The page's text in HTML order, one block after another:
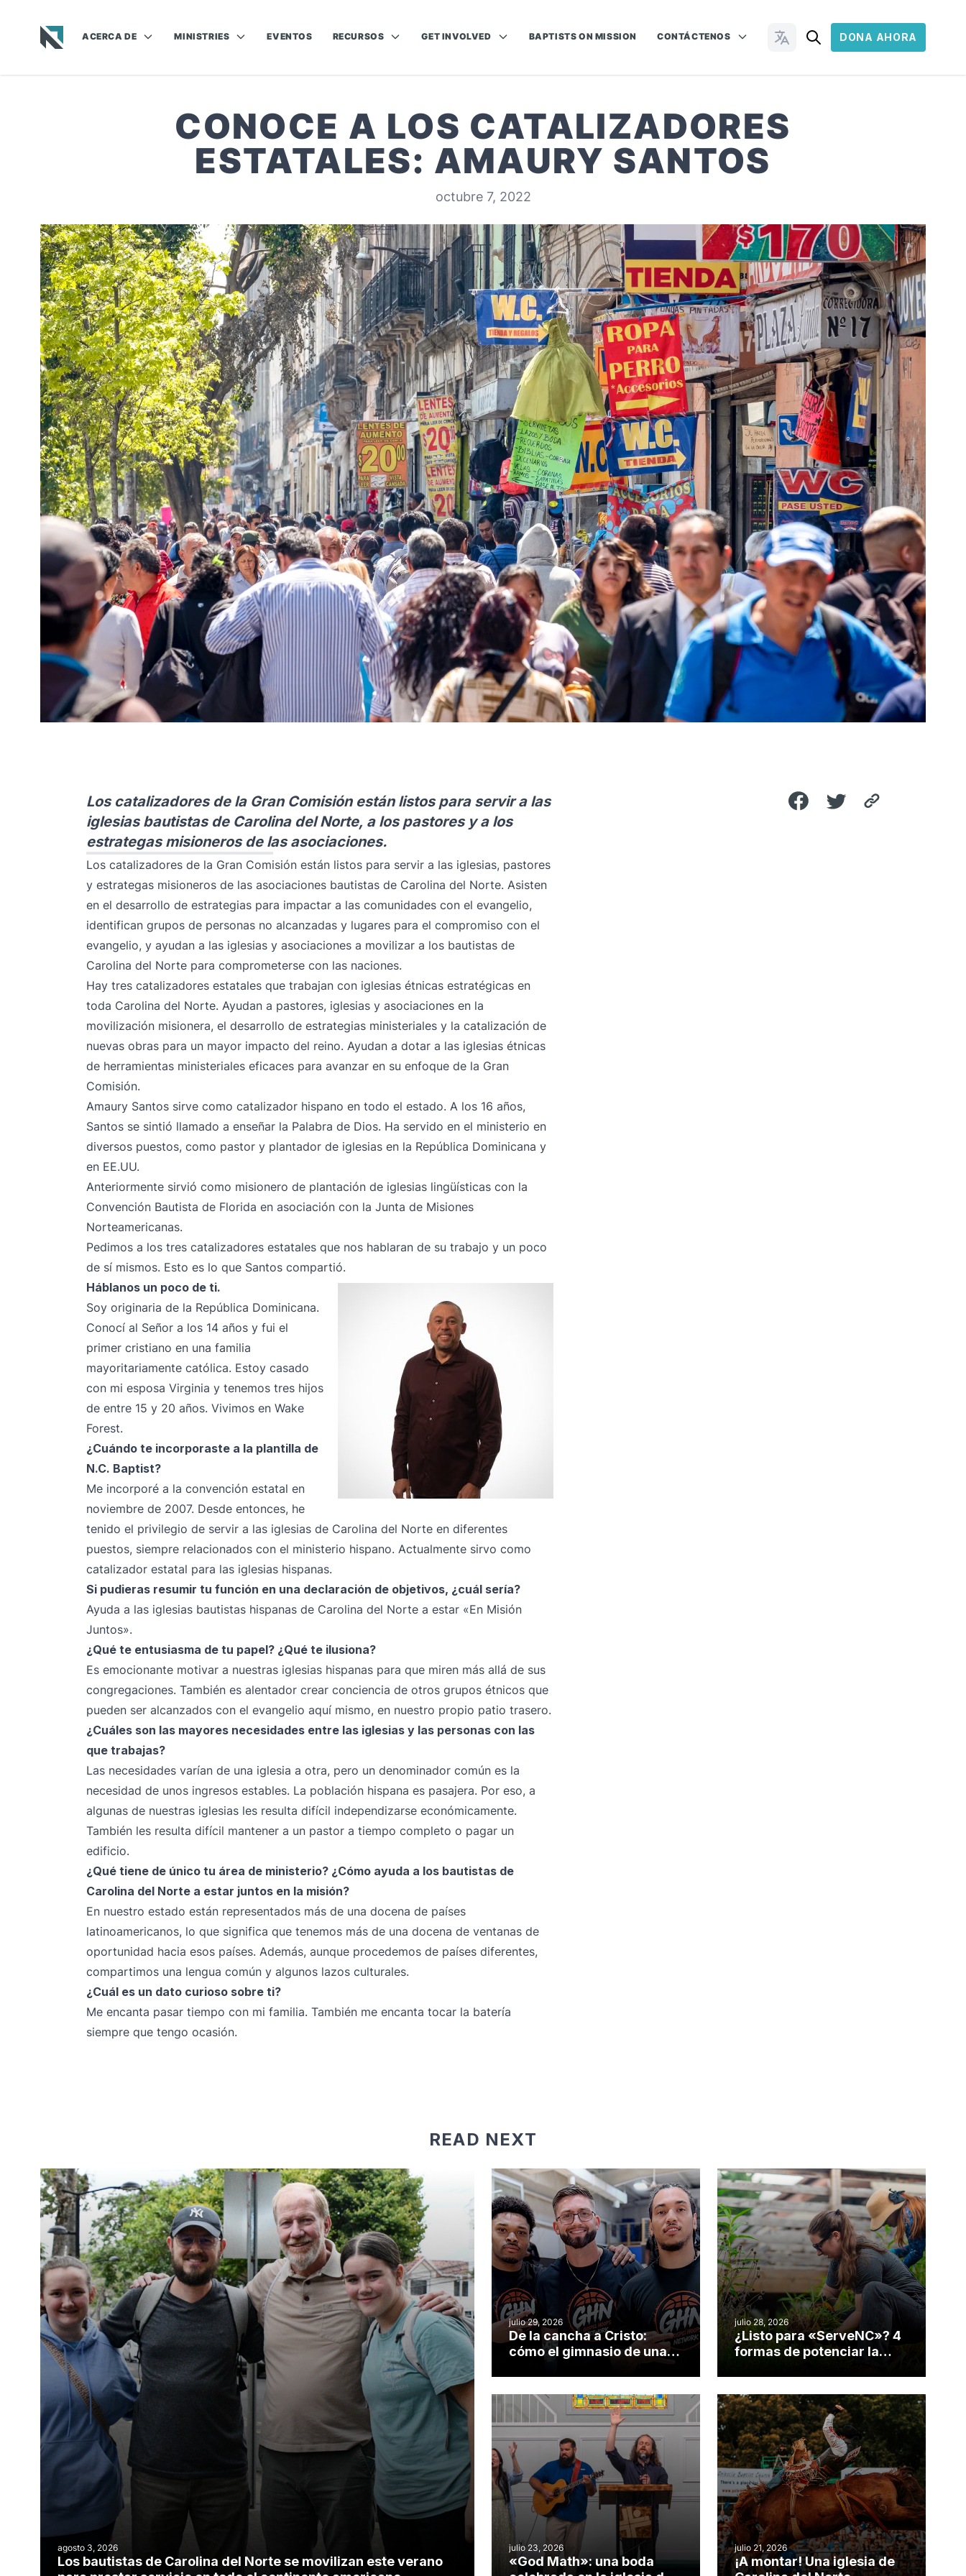
ACERCA DE MINISTRIES EVENTOS RECURSOS GET INVOLVED BAPTISTS ON MISSION CONTÁCTENOS Cambiar idiomaDONA AHORA
CONOCE A LOS CATALIZADORES
ESTATALES: AMAURY SANTOS
octubre 7, 2022
Los catalizadores de la Gran Comisión están listos para servir a las
iglesias bautistas de Carolina del Norte, a los pastores y a los
estrategas misioneros de las asociaciones.
Los catalizadores de la Gran Comisión están listos para servir a las iglesias, pastores
y estrategas misioneros de las asociaciones bautistas de Carolina del Norte. Asisten
en el desarrollo de estrategias para impactar a las comunidades con el evangelio,
identifican grupos de personas no alcanzadas y lugares para el compromiso con el
evangelio, y ayudan a las iglesias y asociaciones a movilizar a los bautistas de
Carolina del Norte para comprometerse con las naciones.
Hay tres catalizadores estatales que trabajan con iglesias étnicas estratégicas en
toda Carolina del Norte. Ayudan a pastores, iglesias y asociaciones en la
movilización misionera, el desarrollo de estrategias ministeriales y la catalización de
nuevas obras para un mayor impacto del reino. Ayudan a dotar a las iglesias étnicas
de herramientas ministeriales eficaces para avanzar en su enfoque de la Gran
Comisión.
Amaury Santos sirve como catalizador hispano en todo el estado. A los 16 años,
Santos se sintió llamado a enseñar la Palabra de Dios. Ha servido en el ministerio en
diversos puestos, como pastor y plantador de iglesias en la República Dominicana y
en EE.UU.
Anteriormente sirvió como misionero de plantación de iglesias lingüísticas con la
Convención Bautista de Florida en asociación con la Junta de Misiones
Norteamericanas.
Pedimos a los tres catalizadores estatales que nos hablaran de su trabajo y un poco
de sí mismos. Esto es lo que Santos compartió.
Háblanos un poco de ti.
Soy originaria de la República Dominicana.
Conocí al Señor a los 14 años y fui el
primer cristiano en una familia
mayoritariamente católica. Estoy casado
con mi esposa Virginia y tenemos tres hijos
de entre 15 y 20 años. Vivimos en Wake
Forest.
¿Cuándo te incorporaste a la plantilla de
N.C. Baptist?
Me incorporé a la convención estatal en
noviembre de 2007. Desde entonces, he
tenido el privilegio de servir a las iglesias de Carolina del Norte en diferentes
puestos, siempre relacionados con el ministerio hispano. Actualmente sirvo como
catalizador estatal para las iglesias hispanas.
Si pudieras resumir tu función en una declaración de objetivos, ¿cuál sería?
Ayuda a las iglesias bautistas hispanas de Carolina del Norte a estar «En Misión
Juntos».
¿Qué te entusiasma de tu papel? ¿Qué te ilusiona?
Es emocionante motivar a nuestras iglesias hispanas para que miren más allá de sus
congregaciones. También es alentador crear conciencia de otros grupos étnicos que
pueden ser alcanzados con el evangelio aquí mismo, en nuestro propio patio trasero.
¿Cuáles son las mayores necesidades entre las iglesias y las personas con las
que trabajas?
Las necesidades varían de una iglesia a otra, pero un denominador común es la
necesidad de unos ingresos estables. La población hispana es pasajera. Por eso, a
algunas de nuestras iglesias les resulta difícil independizarse económicamente.
También les resulta difícil mantener a un pastor a tiempo completo o pagar un
edificio.
¿Qué tiene de único tu área de ministerio? ¿Cómo ayuda a los bautistas de
Carolina del Norte a estar juntos en la misión?
En nuestro estado están representados más de una docena de países
latinoamericanos, lo que significa que tenemos más de una docena de ventanas de
oportunidad hacia esos países. Además, aunque procedemos de países diferentes,
compartimos una lengua común y algunos lazos culturales.
¿Cuál es un dato curioso sobre ti?
Me encanta pasar tiempo con mi familia. También me encanta tocar la batería
siempre que tengo ocasión.
READ NEXT
agosto 3, 2026
Los bautistas de Carolina del Norte se movilizan este verano
julio 29, 2026
De la cancha a Cristo:
cómo el gimnasio de una
misionero te cuento
julio 28, 2026
¿Listo para «ServeNC»? 4
formas de potenciar la
julio 23, 2026
«God Math»: una boda
julio 21, 2026
¡A montar! Una iglesia de